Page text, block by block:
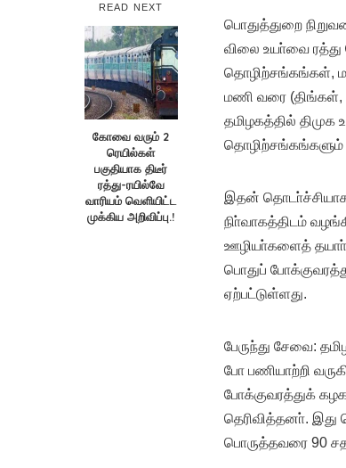
READ NEXT
கோவை வரும் 2
ரெயில்கள்
பகுதியாக திடீர்
ரத்து-ரயில்வே
வாரியம் வெளியிட்ட
முக்கிய அறிவிப்பு.!
பொதுத்துறை
விலை உயா்வை
தொழிற்சங்கங்கள்,
மணி வரை (திங்கள்,
தமிழகத்தில் திமுக
இதன்
நிா்வாகத்திடம்
ஊழியா்களைத் தயாா்
பொதுப்
ஏற்பட்டுள்ளது.
பேருந்து சேவை:
போ பணியாற்றி
போக்குவரத்துக்
தெரிவித்தனா்.
பொருத்தவரை 90